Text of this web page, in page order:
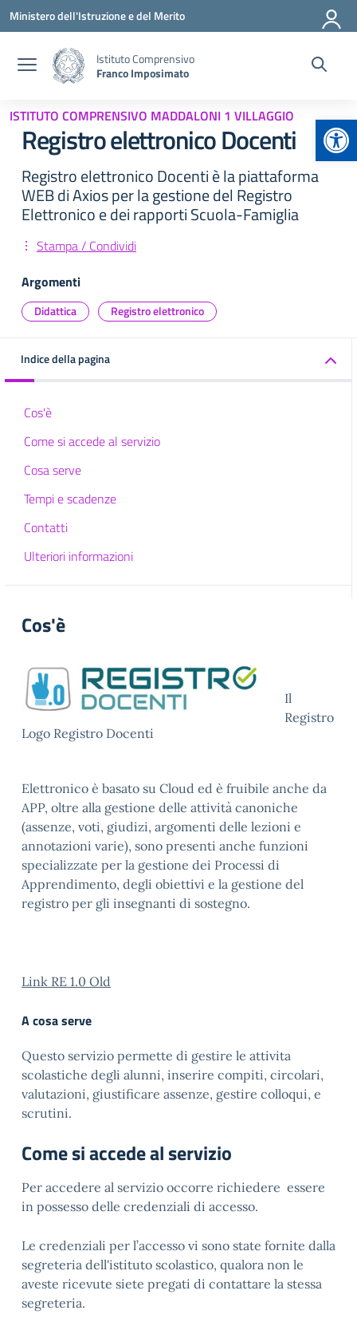
Vai ai contenuti
Vai al menu di navigazione
Vai al footer
Ministero dell'Istruzione e del Merito
Istituto Comprensivo
Franco Imposimato
ISTITUTO COMPRENSIVO MADDALONI 1 VILLAGGIO
Registro elettronico Docenti
Registro elettronico Docenti è la piattaforma
WEB di Axios per la gestione del Registro
Elettronico e dei rapporti Scuola-Famiglia
Stampa / Condividi
Argomenti
Didattica Registro elettronico
Indice della pagina
Cos'è
Come si accede al servizio
Cosa serve
Tempi e scadenze
Contatti
Ulteriori informazioni
Cos'è
Logo Registro Docenti
Il
Registro
Elettronico è basato su Cloud ed è fruibile anche da
APP, oltre alla gestione delle attività canoniche
(assenze, voti, giudizi, argomenti delle lezioni e
annotazioni varie), sono presenti anche funzioni
specializzate per la gestione dei Processi di
Apprendimento, degli obiettivi e la gestione del
registro per gli insegnanti di sostegno.
Link RE 1.0 Old
A cosa serve
Questo servizio permette di gestire le attivita
scolastiche degli alunni, inserire compiti, circolari,
valutazioni, giustificare assenze, gestire colloqui, e
scrutini.
Come si accede al servizio
Per accedere al servizio occorre richiedere essere
in possesso delle credenziali di accesso.
Le credenziali per l’accesso vi sono state fornite dalla
segreteria dell'istituto scolastico, qualora non le
aveste ricevute siete pregati di contattare la stessa
segreteria.